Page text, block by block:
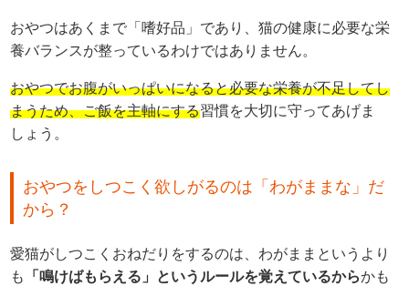
おやつはあくまで「嗜好品」であり、猫の健康に必要な栄
養バランスが整っているわけではありません。
おやつでお腹がいっぱいになると必要な栄養が不足してし
まうため、ご飯を主軸にする習慣を大切に守ってあげま
しょう。
おやつをしつこく欲しがるのは「わがままな」だ
から？
愛猫がしつこくおねだりをするのは、わがままというより
も
「鳴けばもらえる」というルールを覚えているからかも